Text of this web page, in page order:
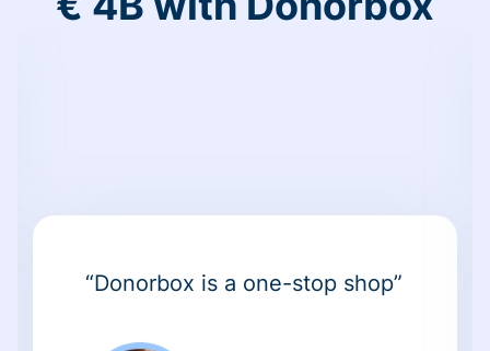
“Donorbox is a one-stop shop”